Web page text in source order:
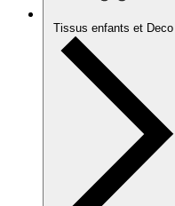
Tissus enfants et Deco